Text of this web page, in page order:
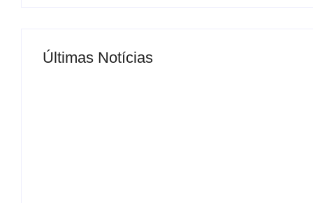
Últimas Notícias